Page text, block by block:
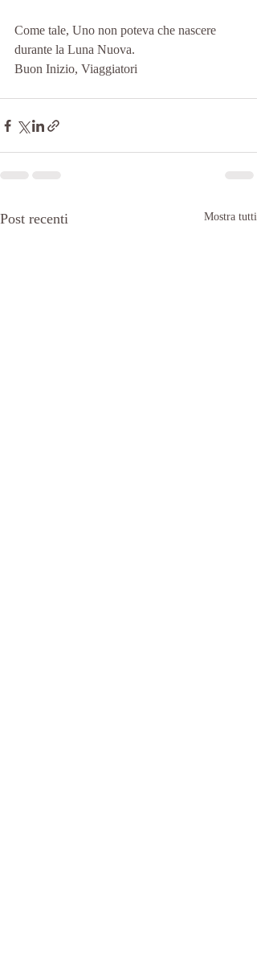
Come tale, Uno non poteva che nascere
durante la Luna Nuova.
Buon Inizio, Viaggiatori
Post recenti Mostra tutti